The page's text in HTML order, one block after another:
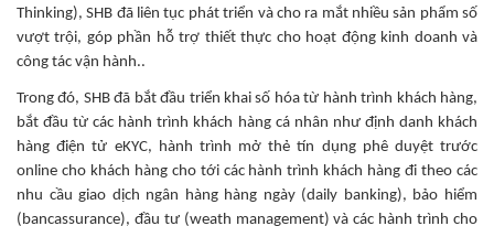
Thinking), SHB đã liên tục phát triển và cho ra mắt nhiều sản phẩm số
vượt trội, góp phần hỗ trợ thiết thực cho hoạt động kinh doanh và
công tác vận hành..
Trong đó, SHB đã bắt đầu triển khai số hóa từ hành trình khách hàng,
bắt đầu từ các hành trình khách hàng cá nhân như định danh khách
hàng điện tử eKYC, hành trình mở thẻ tín dụng phê duyệt trước
online cho khách hàng cho tới các hành trình khách hàng đi theo các
nhu cầu giao dịch ngân hàng hàng ngày (daily banking), bảo hiểm
(bancassurance), đầu tư (weath management) và các hành trình cho